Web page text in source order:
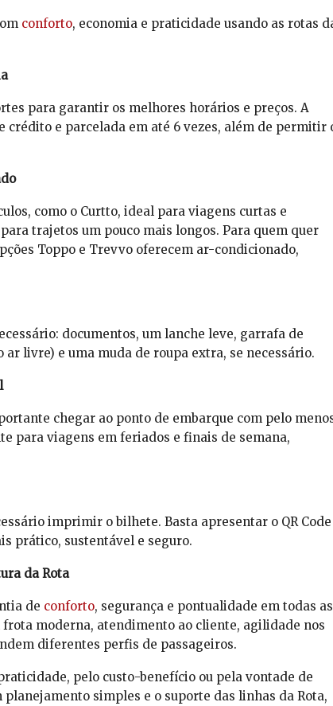
conforto, economia e praticidade usando as rotas
para garantir os melhores horários e preços. A
crédito e parcelada em até 6 vezes, além de permitir
como o Curtto, ideal para viagens curtas e
para trajetos um pouco mais longos. Para quem quer
Toppo e Trevvo oferecem ar-condicionado,
documentos, um lanche leve, garrafa de
livre) e uma muda de roupa extra, se necessário.
chegar ao ponto de embarque com pelo
para viagens em feriados e finais de semana,
imprimir o bilhete. Basta apresentar o QR Code
prático, sustentável e seguro.
da Rota
de conforto, segurança e pontualidade em todas as
moderna, atendimento ao cliente, agilidade nos
diferentes perfis de passageiros.
pelo custo-benefício ou pela vontade de
planejamento simples e o suporte das linhas da Rota,